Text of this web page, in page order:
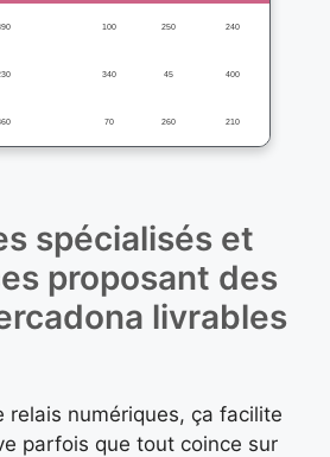
100 250 240
340 45 400
70 260 210
spécialisés et
proposant des
livrables
relais numériques, ça facilite
parfois que tout coince sur